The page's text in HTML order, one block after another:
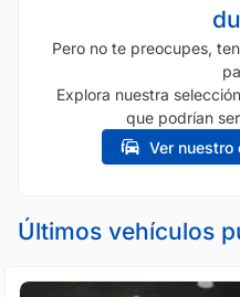
Pero no te preocupes,
Explora nuestra
que podrían
Ver
Últimos vehículos